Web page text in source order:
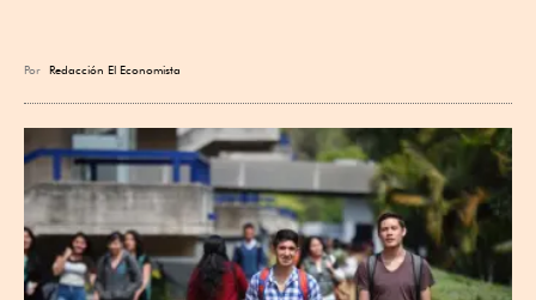
Por Redacción El Economista